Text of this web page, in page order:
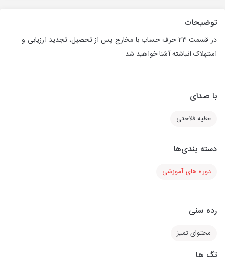
توضیحات
در قسمت ۲۳ حرف حساب با مخارج پس از تحصیل، تجدید ارزیابی و
استهلاک انباشته آشنا خواهید شد.
با صدای
عطیه فلاحتی
دسته بندی‌ها
دوره های آموزشی
رده سنی
محتوای تمیز
تگ ها